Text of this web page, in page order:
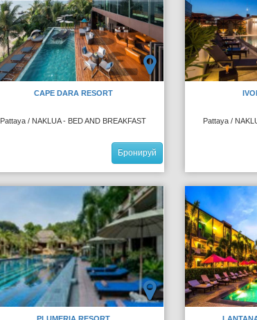
CAPE DARA RESORT
Pattaya / NAKLUA - BED AND BREAKFAST
Бронируй
Pattaya /